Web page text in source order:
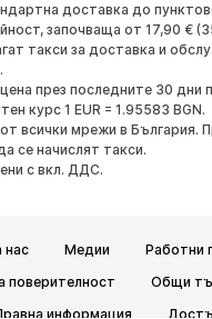
доставка до
започваща от 17,90 €
такси за доставка и
през последните 30 дни
курс 1 EUR = 1.95583 BGN.
всички мрежи в България.
се начислят такси.
с вкл. ДДС.
нас Медии
Работни
поверителност
Общи
информация